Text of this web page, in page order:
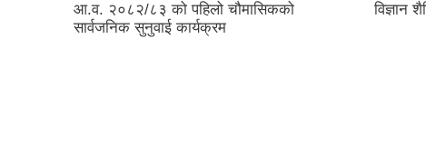
आ.व. २०८२/८३ को पहिलो चौमासिकको
सार्वजनिक सुनुवाई कार्यक्रम
विज्ञान